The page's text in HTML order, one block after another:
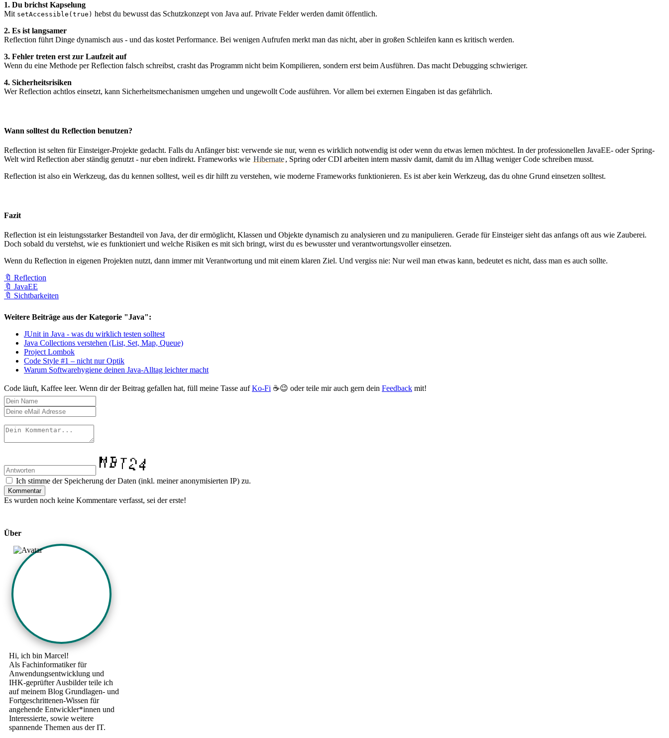
1. Du brichst Kapselung
Mit setAccessible(true) hebst du bewusst das Schutzkonzept von Java auf. Private Felder werden damit öffentlich.
2. Es ist langsamer
Reflection führt Dinge dynamisch aus - und das kostet Performance. Bei wenigen Aufrufen merkt man das nicht, aber in großen Schleifen kann es kritisch werden.
3. Fehler treten erst zur Laufzeit auf
Wenn du eine Methode per Reflection falsch schreibst, crasht das Programm nicht beim Kompilieren, sondern erst beim Ausführen. Das macht Debugging schwieriger.
4. Sicherheitsrisiken
Wer Reflection achtlos einsetzt, kann Sicherheitsmechanismen umgehen und ungewollt Code ausführen. Vor allem bei externen Eingaben ist das gefährlich.
Wann solltest du Reflection benutzen?
Reflection ist selten für Einsteiger-Projekte gedacht. Falls du Anfänger bist: verwende sie nur, wenn es wirklich notwendig ist oder wenn du etwas lernen möchtest. In der professionellen JavaEE- oder Spring-
Welt wird Reflection aber ständig genutzt - nur eben indirekt. Frameworks wie Hibernate, Spring oder CDI arbeiten intern massiv damit, damit du im Alltag weniger Code schreiben musst.
Reflection ist also ein Werkzeug, das du kennen solltest, weil es dir hilft zu verstehen, wie moderne Frameworks funktionieren. Es ist aber kein Werkzeug, das du ohne Grund einsetzen solltest.
Fazit
Reflection ist ein leistungsstarker Bestandteil von Java, der dir ermöglicht, Klassen und Objekte dynamisch zu analysieren und zu manipulieren. Gerade für Einsteiger sieht das anfangs oft aus wie Zauberei.
Doch sobald du verstehst, wie es funktioniert und welche Risiken es mit sich bringt, wirst du es bewusster und verantwortungsvoller einsetzen.
Wenn du Reflection in eigenen Projekten nutzt, dann immer mit Verantwortung und mit einem klaren Ziel. Und vergiss nie: Nur weil man etwas kann, bedeutet es nicht, dass man es auch sollte.
🔖 Reflection
🔖 JavaEE
🔖 Sichtbarkeiten
Weitere Beiträge aus der Kategorie "Java":
JUnit in Java - was du wirklich testen solltest
Java Collections verstehen (List, Set, Map, Queue)
Project Lombok
Code Style #1 – nicht nur Optik
Warum Softwarehygiene deinen Java-Alltag leichter macht
Code läuft, Kaffee leer. Wenn dir der Beitrag gefallen hat, füll meine Tasse aufKo-Fi ☕️😉 oder teile mir auch gern dein Feedback mit!
Ich stimme der Speicherung der Daten (inkl. meiner anonymisierten IP) zu.
Kommentar
Es wurden noch keine Kommentare verfasst, sei der erste!
Über
Hi, ich bin Marcel!
Als Fachinformatiker für
Anwendungsentwicklung und
IHK-geprüfter Ausbilder teile ich
auf meinem Blog Grundlagen- und
Fortgeschrittenen-Wissen für
angehende Entwickler*innen und
Interessierte, sowie weitere
spannende Themen aus der IT.